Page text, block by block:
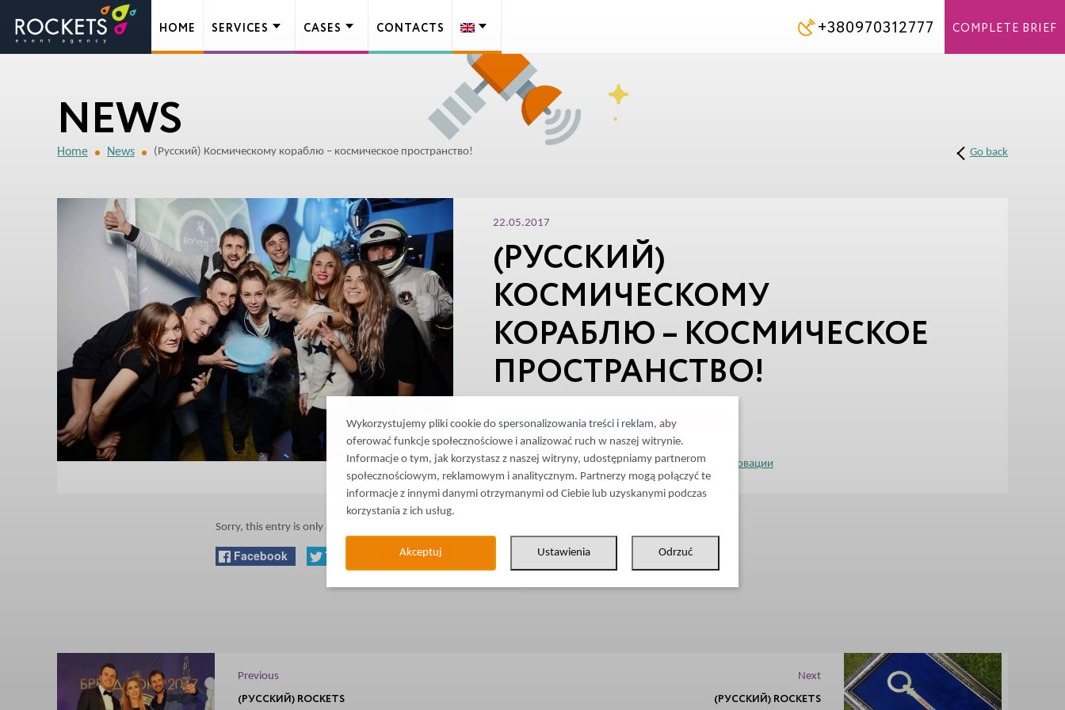
NEWS
Home News (Русский) Космическому кораблю – космическое пространство! Go back
22.05.2017
(РУССКИЙ)
КОСМИЧЕСКОМУ
КОРАБЛЮ – КОСМИЧЕСКОЕ
ПРОСТРАНСТВО!
Facebook Twitter Google+
Business Events Event marketing Self Events Инновации
Sorry, this entry is only available in
Facebook Twitter Google+
Next
(РУССКИЙ) ROCKETS
Previous
(РУССКИЙ) ROCKETS
HOME SERVICES CASES CONTACTS +380970312777 COMPLETE BRIEF
Wykorzystujemy pliki cookie do spersonalizowania treści i reklam, aby
oferować funkcje społecznościowe i analizować ruch w naszej witrynie.
Informacje o tym, jak korzystasz z naszej witryny, udostępniamy partnerom
społecznościowym, reklamowym i analitycznym. Partnerzy mogą połączyć te
informacje z innymi danymi otrzymanymi od Ciebie lub uzyskanymi podczas
korzystania z ich usług.
Akceptuj Ustawienia Odrzuć